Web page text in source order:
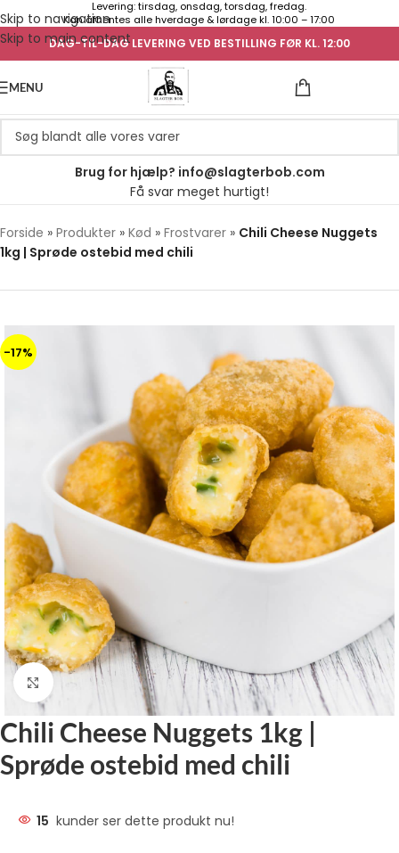
Skip to navigation
Skip to main content
Levering: tirsdag, onsdag, torsdag, fredag.
Kan afhentes alle hverdage & lørdage kl. 10:00 – 17:00
DAG-TIL-DAG LEVERING VED BESTILLING FØR KL. 12:00
MENU
Brug for hjælp? info@slagterbob.com
Få svar meget hurtigt!
Forside » Produkter » Kød » Frostvarer » Chili Cheese Nuggets
1kg | Sprøde ostebid med chili
-17%
Klik for at forstørre
Chili Cheese Nuggets 1kg |
Sprøde ostebid med chili
15 kunder ser dette produkt nu!